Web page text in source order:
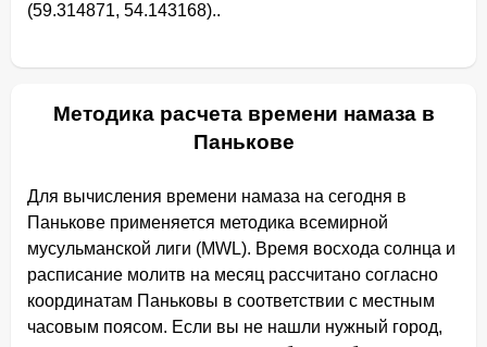
(59.314871, 54.143168)..
Методика расчета времени намаза в
Панькове
Для вычисления времени намаза на сегодня в
Панькове применяется методика всемирной
мусульманской лиги (MWL). Время восхода солнца и
расписание молитв на месяц рассчитано согласно
координатам Паньковы в соответствии с местным
часовым поясом. Если вы не нашли нужный город,